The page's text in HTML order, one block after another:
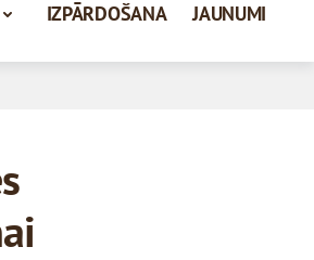
IZPĀRDOŠANA JAUNUMI